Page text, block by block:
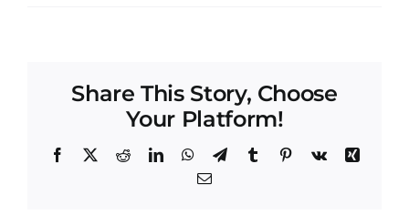
Share This Story, Choose
Your Platform!
Facebook
X RedditLinkedInWhatsApp
TelegramTumblrPinterest
Vk
Xing
Correo